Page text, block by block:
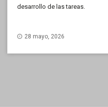
desarrollo de las tareas.
28 mayo, 2026